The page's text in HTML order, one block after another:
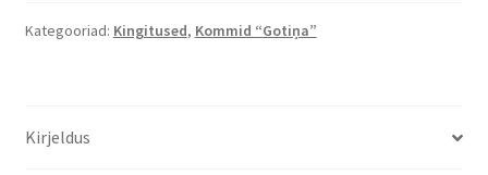
Kategooriad: Kingitused, Kommid “Gotiņa”
Kirjeldus